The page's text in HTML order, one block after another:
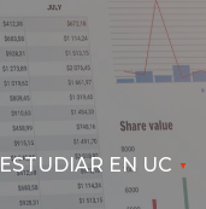
ESTUDIAR EN UC